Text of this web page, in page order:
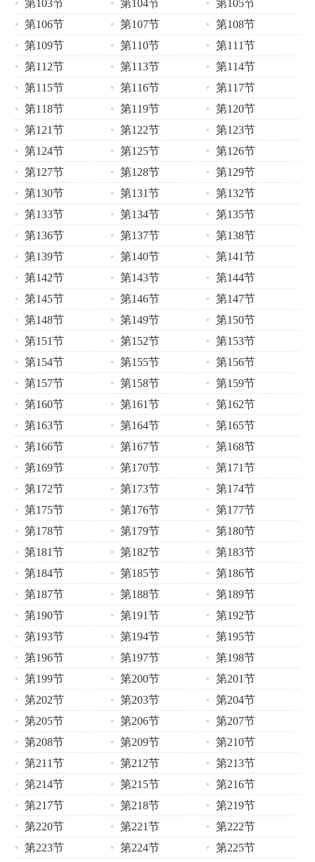
第103节 第104节
第105节
第106节
第107节
第108节
第109节
第110节
第111节
第112节
第113节
第114节
第115节
第116节
第117节
第118节
第119节
第120节
第121节
第122节
第123节
第124节
第125节
第126节
第127节
第128节
第129节
第130节
第131节
第132节
第133节
第134节
第135节
第136节
第137节
第138节
第139节
第140节
第141节
第142节
第143节
第144节
第145节
第146节
第147节
第148节
第149节
第150节
第151节
第152节
第153节
第154节
第155节
第156节
第157节
第158节
第159节
第160节
第161节
第162节
第163节
第164节
第165节
第166节
第167节
第168节
第169节
第170节
第171节
第172节
第173节
第174节
第175节
第176节
第177节
第178节
第179节
第180节
第181节
第182节
第183节
第184节
第185节
第186节
第187节
第188节
第189节
第190节
第191节
第192节
第193节
第194节
第195节
第196节
第197节
第198节
第199节
第200节
第201节
第202节
第203节
第204节
第205节
第206节
第207节
第208节
第209节
第210节
第211节
第212节
第213节
第214节
第215节
第216节
第217节
第218节
第219节
第220节
第221节
第222节
第223节
第224节
第225节